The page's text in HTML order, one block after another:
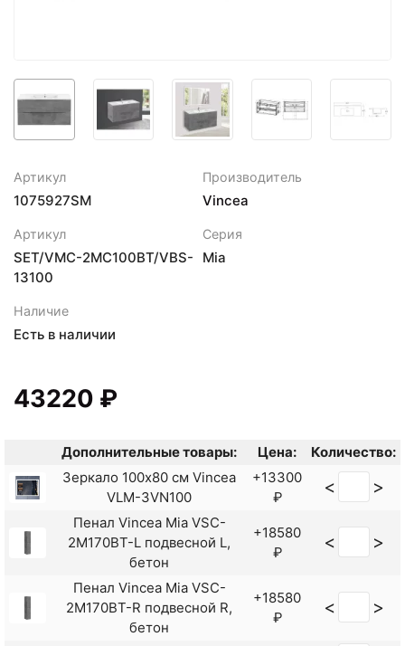
Артикул
1075927SM
Производитель
Vincea
Артикул
SET/VMC-2MC100BT/VBS-
13100
Серия
Mia
Наличие
Есть в наличии
43220 ₽
Дополнительные товары: Цена:
Количество:
Зеркало 100x80 см Vincea
VLM-3VN100
+13300
₽
< >
Пенал Vincea Mia VSC-
2M170BT-L подвесной L,
бетон
+18580
₽
< >
Пенал Vincea Mia VSC-
2M170BT-R подвесной R,
бетон
+18580
₽
< >